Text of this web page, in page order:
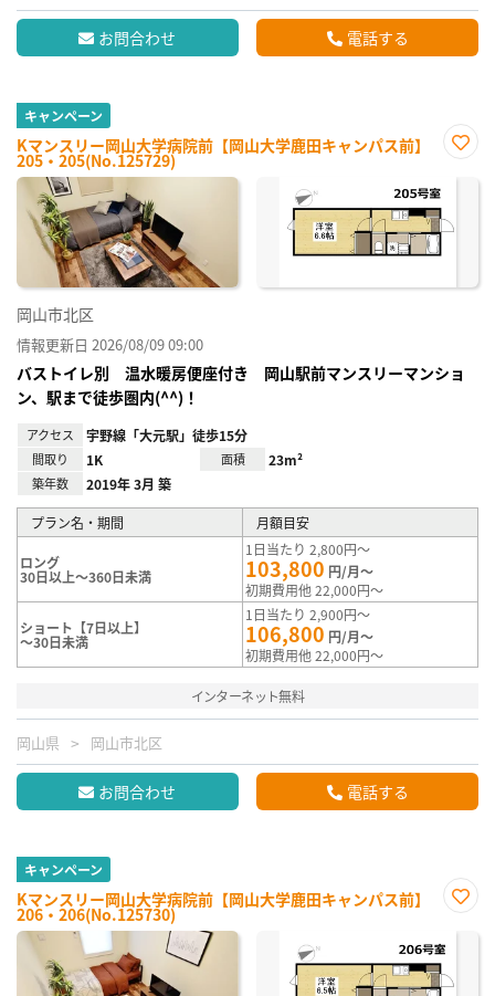
お問合わせ 電話する
キャンペーン
Kマンスリー岡山大学病院前【岡山大学鹿田キャンパス前】
205・205(No.125729)
に入
録
岡山市北区
情報更新日 2026/08/09 09:00
バストイレ別 温水暖房便座付き 岡山駅前マンスリーマンショ
ン、駅まで徒歩圏内(^^)！
アクセス 宇野線「大元駅」徒歩15分
間取り 1K 面積 23m²
築年数 2019年 3月 築
プラン名・期間 月額目安
ロング
30日以上～360日未満
1日当たり 2,800円～
103,800 円/月～
初期費用他 22,000円～
ショート【7日以上】
～30日未満
1日当たり 2,900円～
106,800 円/月～
初期費用他 22,000円～
インターネット無料
岡山県 岡山市北区
お問合わせ 電話する
キャンペーン
Kマンスリー岡山大学病院前【岡山大学鹿田キャンパス前】
206・206(No.125730)
に入
り登